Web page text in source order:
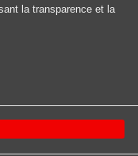
la transparence et la